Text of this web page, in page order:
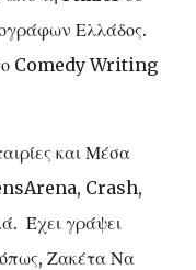
Ελλάδος.
Comedy Writing
και Μέσα
Crash,
Έχει γράψει
όπως, Ζακέτα Να